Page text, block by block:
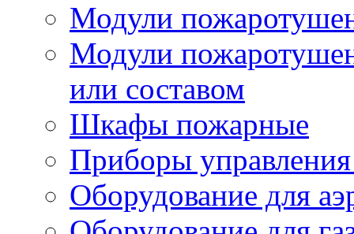
Модули
Модули
или составом
Шкафы пожарные
Приборы
Оборудование для